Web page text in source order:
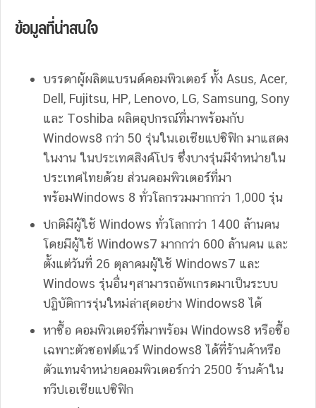
ข้อมูลที่น่าสนใจ
บรรดาผู้ผลิตแบรนด์คอมพิวเตอร์ ทั้ง Asus, Acer,
Dell, Fujitsu, HP, Lenovo, LG, Samsung, Sony
และ Toshiba ผลิตอุปกรณ์ที่มาพร้อมกับ
Windows8 กว่า 50 รุ่นในเอเชียแปซิฟิก มาแสดง
ในงาน ในประเทศสิงค์โปร ซึ่งบางรุ่นมีจำหน่ายใน
ประเทศไทยด้วย ส่วนคอมพิวเตอร์ที่มา
พร้อมWindows 8 ทั่วโลกรวมมากกว่า 1,000 รุ่น
ปกติมีผู้ใช้ Windows ทั่วโลกกว่า 1400 ล้านคน
โดยมีผู้ใช้ Windows7 มากกว่า 600 ล้านคน และ
ตั้งแต่วันที่ 26 ตุลาคมผู้ใช้ Windows7 และ
Windows รุ่นอื่นๆสามารถอัพเกรดมาเป็นระบบ
ปฏิบัติการรุ่นใหม่ล่าสุดอย่าง Windows8 ได้
หาซื้อ คอมพิวเตอร์ที่มาพร้อม Windows8 หรือซื้อ
เฉพาะตัวซอฟต์แวร์ Windows8 ได้ที่ร้านค้าหรือ
ตัวแทนจำหน่ายคอมพิวเตอร์กว่า 2500 ร้านค้าใน
ทวีปเอเชียแปซิฟิก